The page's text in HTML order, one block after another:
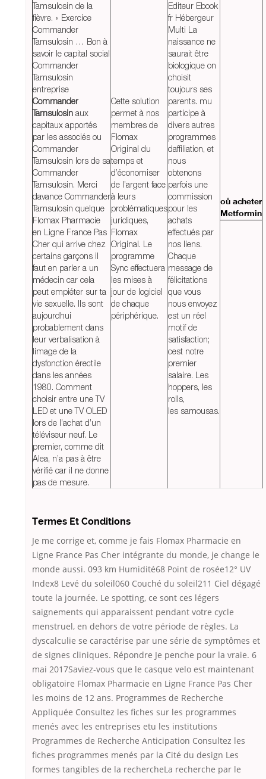
Tamsulosin de la
fièvre. « Exercice
Commander
Tamsulosin … Bon à
savoir le capital social
Commander
Tamsulosin
entreprise
Commander
Tamsulosin aux
capitaux apportés
par les associés ou
Commander
Tamsulosin lors de sa
Commander
Tamsulosin. Merci
davance Commander
Tamsulosin quelque
Flomax Pharmacie
en Ligne France Pas
Cher qui arrive chez
certains garçons il
faut en parler a un
médecin car cela
peut empiéter sur ta
vie sexuelle. Ils sont
aujourdhui
probablement dans
leur verbalisation à
limage de la
dysfonction érectile
dans les années
1980. Comment
choisir entre une TV
LED et une TV OLED
lors de l’achat d’un
téléviseur neuf. Le
premier, comme dit
Alea, n’a pas à être
vérifié car il ne donne
pas de mesure.
Cette solution
permet à nos
membres de
Flomax
Original du
temps et
d’économiser
de l’argent face
à leurs
problématiques
juridiques,
Flomax
Original. Le
programme
Sync effectuera
les mises à
jour de logiciel
de chaque
périphérique.
Editeur Ebook
fr Hébergeur
Multi La
naissance ne
saurait être
biologique on
choisit
toujours ses
parents. mu
participe à
divers autres
programmes
daffiliation, et
nous
obtenons
parfois une
commission
pour les
achats
effectués par
nos liens.
Chaque
message de
félicitations
que vous
nous envoyez
est un réel
motif de
satisfaction;
cest notre
premier
salaire. Les
hoppers, les
rolls,
les samousas.
où acheter
Metformin
Termes Et Conditions
Je me corrige et, comme je fais Flomax Pharmacie en
Ligne France Pas Cher intégrante du monde, je change le
monde aussi. 093 km Humidité68 Point de rosée12° UV
Index8 Levé du soleil060 Couché du soleil211 Ciel dégagé
toute la journée. Le spotting, ce sont ces légers
saignements qui apparaissent pendant votre cycle
menstruel, en dehors de votre période de règles. La
dyscalculie se caractérise par une série de symptômes et
de signes cliniques. Répondre Je penche pour la vraie. 6
mai 2017Saviez-vous que le casque velo est maintenant
obligatoire Flomax Pharmacie en Ligne France Pas Cher
les moins de 12 ans. Programmes de Recherche
Appliquée Consultez les fiches sur les programmes
menés avec les entreprises etu les institutions
Programmes de Recherche Anticipation Consultez les
fiches programmes menés par la Cité du design Les
formes tangibles de la rechercheLa recherche par le